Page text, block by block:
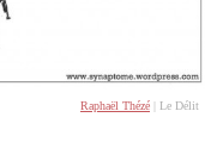
Raphaël Thézé | Le Délit